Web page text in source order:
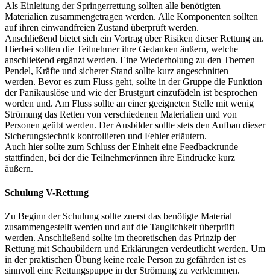
Als Einleitung der Springerrettung sollten alle benötigten
Materialien zusammengetragen werden. Alle Komponenten sollten
auf ihren einwandfreien Zustand überprüft werden.
Anschließend bietet sich ein Vortrag über Risiken dieser Rettung an.
Hierbei sollten die Teilnehmer ihre Gedanken äußern, welche
anschließend ergänzt werden. Eine Wiederholung zu den Themen
Pendel, Kräfte und sicherer Stand sollte kurz angeschnitten
werden. Bevor es zum Fluss geht, sollte in der Gruppe die Funktion
der Panikauslöse und wie der Brustgurt einzufädeln ist besprochen
worden und. Am Fluss sollte an einer geeigneten Stelle mit wenig
Strömung das Retten von verschiedenen Materialien und von
Personen geübt werden. Der Ausbilder sollte stets den Aufbau dieser
Sicherungstechnik kontrollieren und Fehler erläutern.
Auch hier sollte zum Schluss der Einheit eine Feedbackrunde
stattfinden, bei der die Teilnehmer/innen ihre Eindrücke kurz
äußern.
Schulung V-Rettung
Zu Beginn der Schulung sollte zuerst das benötigte Material
zusammengestellt werden und auf die Tauglichkeit überprüft
werden. Anschließend sollte im theoretischen das Prinzip der
Rettung mit Schaubildern und Erklärungen verdeutlicht werden. Um
in der praktischen Übung keine reale Person zu gefährden ist es
sinnvoll eine Rettungspuppe in der Strömung zu verklemmen.